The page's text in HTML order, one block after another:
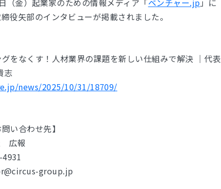
（金）起業家のための情報メディア「ベンチャー.jp 」に
役矢部のインタビューが掲載されました。
をなくす！人材業界の課題を新しい仕組みで解決 ｜代表
志
news/2025/10/31/18709/
い合わせ先】
広報
group.jp